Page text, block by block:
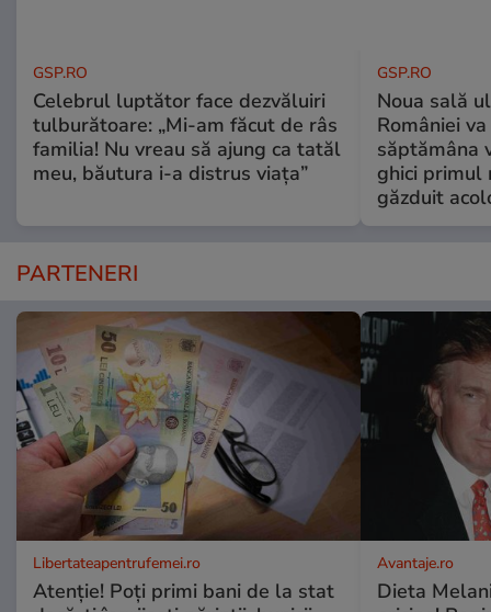
GSP.RO
Celebrul luptător face dezvăluiri
tulburătoare: „Mi-am făcut de râs
familia! Nu vreau să ajung ca tatăl
meu, băutura i-a distrus viața”
GSP.RO
Noua sală
României
săptămâna
ghici primul
găzduit
PARTENERI
Libertateapentrufemei.ro
Atenție! Poți primi bani de la stat
Avantaje.ro
Dieta